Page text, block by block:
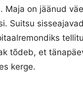
Maja on jäänud
Suitsu
tõdeb, et
kerge.